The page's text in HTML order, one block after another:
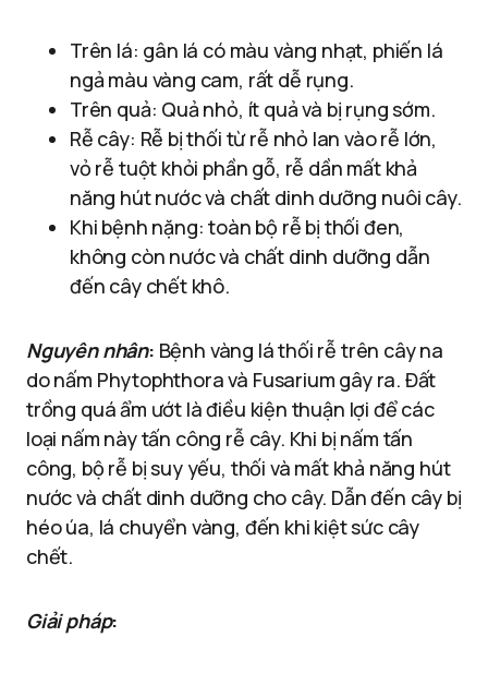
Trên lá: gân lá có màu vàng nhạt, phiến lá
ngả màu vàng cam, rất dễ rụng.
Trên quả: Quả nhỏ, ít quả và bị rụng sớm.
Rễ cây: Rễ bị thối từ rễ nhỏ lan vào rễ lớn,
vỏ rễ tuột khỏi phần gỗ, rễ dần mất khả
năng hút nước và chất dinh dưỡng nuôi cây.
Khi bệnh nặng: toàn bộ rễ bị thối đen,
không còn nước và chất dinh dưỡng dẫn
đến cây chết khô.
Nguyên nhân: Bệnh vàng lá thối rễ trên cây na
do nấm Phytophthora và Fusarium gây ra. Đất
trồng quá ẩm ướt là điều kiện thuận lợi để các
loại nấm này tấn công rễ cây. Khi bị nấm tấn
công, bộ rễ bị suy yếu, thối và mất khả năng hút
nước và chất dinh dưỡng cho cây. Dẫn đến cây bị
héo úa, lá chuyển vàng, đến khi kiệt sức cây
chết.
Giải pháp: